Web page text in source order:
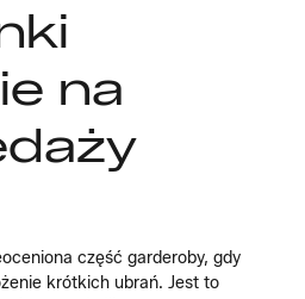
na
część garderoby, gdy
krótkich ubrań. Jest to